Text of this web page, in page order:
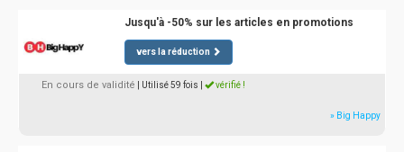
Jusqu'à -50% sur les articles en promotions
vers la réduction
En cours de validité | Utilisé 59 fois vérifié !
» Big Happy